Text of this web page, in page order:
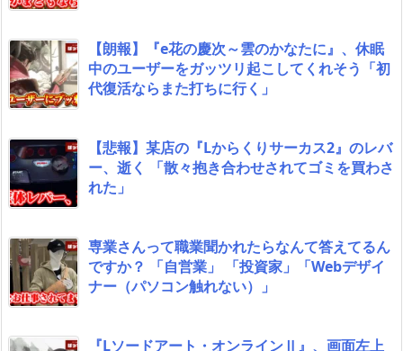
【朗報】『e花の慶次～雲のかなたに』、休眠
中のユーザーをガッツリ起こしてくれそう「初
代復活ならまた打ちに行く」
【悲報】某店の『Lからくりサーカス2』のレバ
ー、逝く 「散々抱き合わせされてゴミを買わさ
れた」
専業さんって職業聞かれたらなんて答えてるん
ですか？ 「自営業」 「投資家」「Webデザイ
ナー（パソコン触れない）」
『Lソードアート・オンラインⅡ』、画面左上